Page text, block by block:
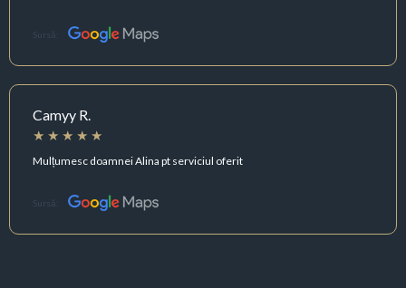
Sursă:
Camyy R.
Mulțumesc doamnei Alina pt serviciul oferit
Sursă: